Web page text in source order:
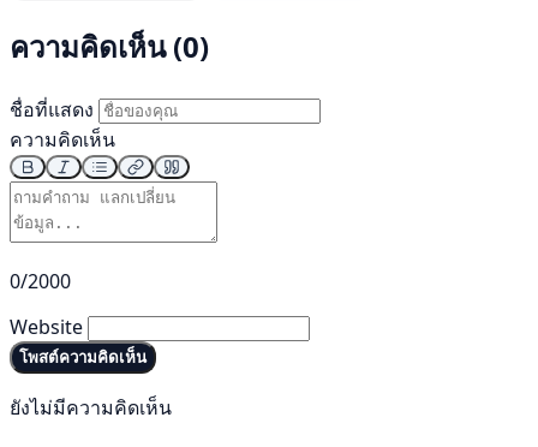
ความคิดเห็น (0)
ชื่อที่แสดง
ความคิดเห็น
0/2000
Website
โพสต์ความคิดเห็น
ยังไม่มีความคิดเห็น